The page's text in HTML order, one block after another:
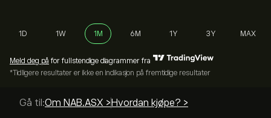
1D 1W 1M 6M 1Y 3Y MAX
Meld deg på for fullstendige diagrammer fra
*Tidligere resultater er ikke en indikasjon på fremtidige resultater
Gå til:Om NAB.ASX > Hvordan kjøpe? >